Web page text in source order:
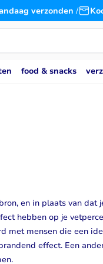
verzonden /
Spierkracht
Spieropbouw
Vitamine A
Vitamine B1
Vitamine B12
food & snacks
en in plaats van dat
hebben op je
met mensen die een
effect. Een